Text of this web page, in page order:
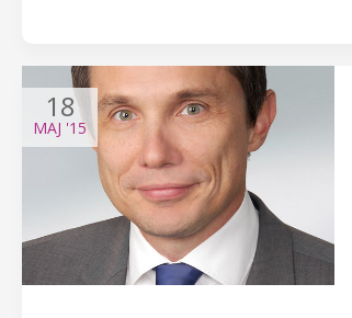
18
MAJ '15